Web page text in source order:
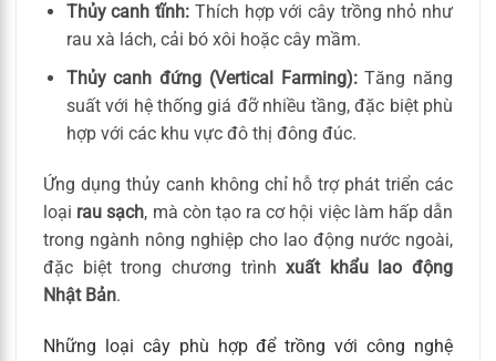
Thủy canh tĩnh: Thích hợp với cây trồng nhỏ như
rau xà lách, cải bó xôi hoặc cây mầm.
Thủy canh đứng (Vertical Farming):Tăng năng
suất với hệ thống giá đỡ nhiều tầng, đặc biệt phù
hợp với các khu vực đô thị đông đúc.
Ứng dụng thủy canh không chỉ hỗ trợ phát triển các
loại rau sạch, mà còn tạo ra cơ hội việc làm hấp dẫn
trong ngành nông nghiệp cho lao động nước ngoài,
đặc biệt trong chương trìnhxuất khẩu lao động
Nhật Bản.
Những loại cây phù hợp để trồng với công nghệ